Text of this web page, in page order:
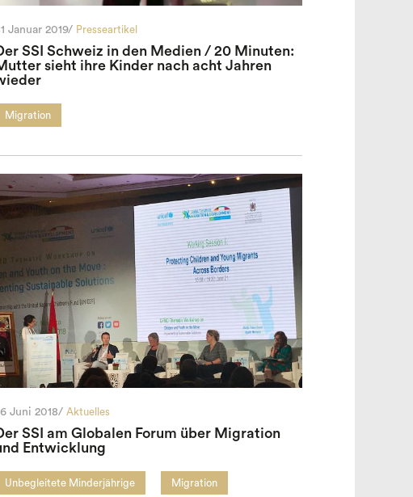
Januar 2019/ Presseartikel
SSI Schweiz in den Medien / 20 Minuten:
sieht ihre Kinder nach acht Jahren
Migration
Juni 2018/ Aktuelles
SSI am Globalen Forum über Migration
Entwicklung
Unbegleitete Minderjährige Migration